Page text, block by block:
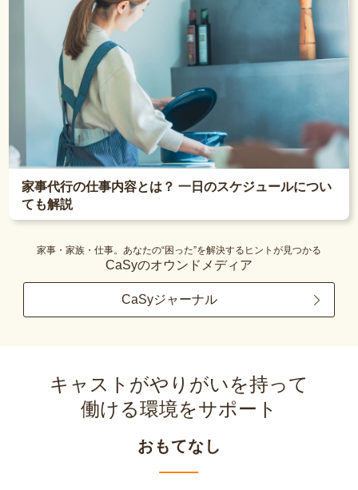
家事代行の仕事内容とは？ 一日のスケジュールについ
ても解説
家事・家族・仕事。あなたの“困った”を解決するヒントが見つかる
CaSyのオウンドメディア
CaSyジャーナル
キャストがやりがいを持って
働ける環境をサポート
おもてなし